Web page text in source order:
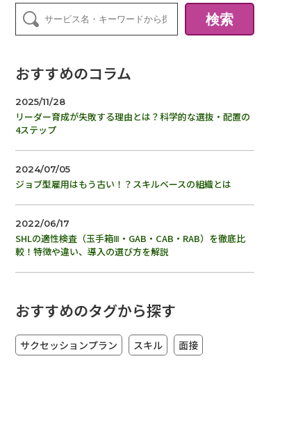
検索
おすすめのコラム
2025/11/28
リーダー育成が失敗する理由とは？科学的な選抜・配置の
4ステップ
2024/07/05
ジョブ型雇用はもう古い！？スキルベースの組織とは
2022/06/17
SHLの適性検査（玉手箱Ⅲ・GAB・CAB・RAB）を徹底比
較！特徴や違い、導入の選び方を解説
おすすめのタグから探す
サクセッションプラン スキル 面接